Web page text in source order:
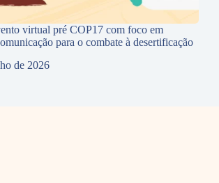
virtual pré COP17 com foco em
para o combate à desertificação
de 2026